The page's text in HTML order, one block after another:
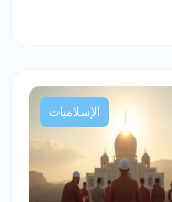
الإسلاميات